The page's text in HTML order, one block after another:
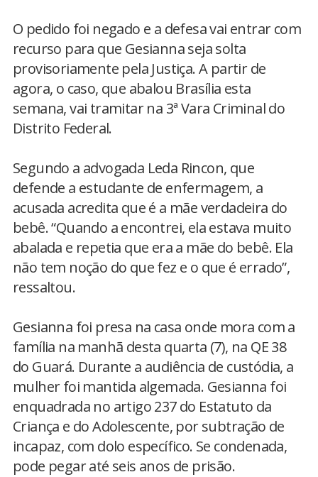
O pedido foi negado e a defesa vai entrar com
recurso para que Gesianna seja solta
provisoriamente pela Justiça. A partir de
agora, o caso, que abalou Brasília esta
semana, vai tramitar na 3ª Vara Criminal do
Distrito Federal.
Segundo a advogada Leda Rincon, que
defende a estudante de enfermagem, a
acusada acredita que é a mãe verdadeira do
bebê. “Quando a encontrei, ela estava muito
abalada e repetia que era a mãe do bebê. Ela
não tem noção do que fez e o que é errado”,
ressaltou.
Gesianna foi presa na casa onde mora com a
família na manhã desta quarta (7), na QE 38
do Guará. Durante a audiência de custódia, a
mulher foi mantida algemada. Gesianna foi
enquadrada no artigo 237 do Estatuto da
Criança e do Adolescente, por subtração de
incapaz, com dolo específico. Se condenada,
pode pegar até seis anos de prisão.